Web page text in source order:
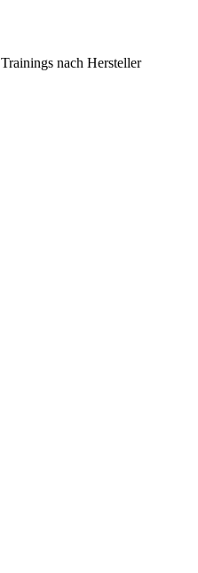
Trainings nach Hersteller